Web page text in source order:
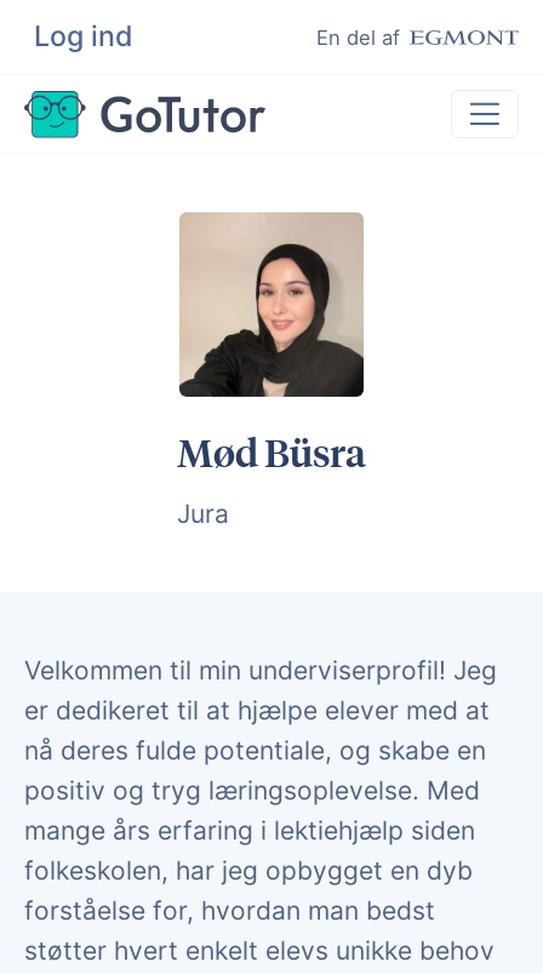
Log ind En del af
Søg
Lektiehjælp
Mød Büsra
Jura
Velkommen til min underviserprofil! Jeg
er dedikeret til at hjælpe elever med at
nå deres fulde potentiale, og skabe en
positiv og tryg læringsoplevelse. Med
mange års erfaring i lektiehjælp siden
folkeskolen, har jeg opbygget en dyb
forståelse for, hvordan man bedst
støtter hvert enkelt elevs unikke behov